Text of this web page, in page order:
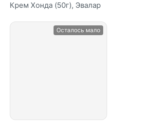
Крем Хонда (50г), Эвалар
Осталось мало